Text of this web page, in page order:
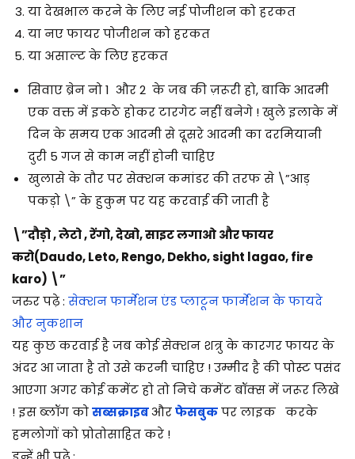
या देखभाल करने के लिए नई पोजीशन को हरकत
या नए फायर पोजीशन को हरकत
या असाल्ट के लिए हरकत
सिवाए ब्रेन नो 1 और 2 के जब की ज़रूरी हो, बाकि आदमी
एक वक्त में इकठे होकर टारगेट नहीं बनेगे ! खुले इलाके में
दिन के समय एक आदमी से दूसरे आदमी का दरमियानी
दुरी 5 गज से काम नहीं होनी चाहिए
खुलासे के तौर पर सेक्शन कमांडर की तरफ से \”आड़
पकड़ो \” के हुकुम पर यह करवाई की जाती है
\”दौड़ो , लेटो , रेंगो, देखो, साइट लगाओ और फायर
करो(Daudo, Leto, Rengo, Dekho, sight lagao, fire
karo) \”
जरुर पढ़े : सेक्शन फार्मेशन एंड प्लाटून फार्मेशन के फायदे
और नुकशान
यह कुछ करवाई है जब कोई सेक्शन शत्रु के कारगर फायर के
अंदर आ जाता है तो उसे करनी चाहिए ! उम्मीद है की पोस्ट पसंद
आएगा अगर कोई कमेंट हो तो निचे कमेंट बॉक्स में जरूर लिखे
! इस ब्लॉग कोसब्सक्राइबऔरफेसबुकपर लाइक करके
हमलोगों को प्रोतोसाहित करे !